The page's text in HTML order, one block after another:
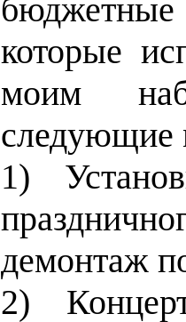
которые
моим
следующие
1)
демонтаж
2)